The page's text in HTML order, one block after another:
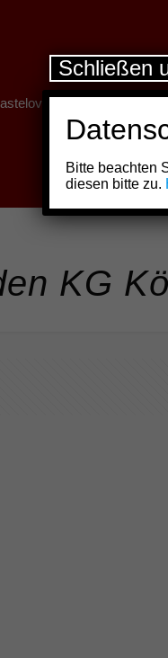
KG
Bitte beachten
diesen bitte zu.
Schließen